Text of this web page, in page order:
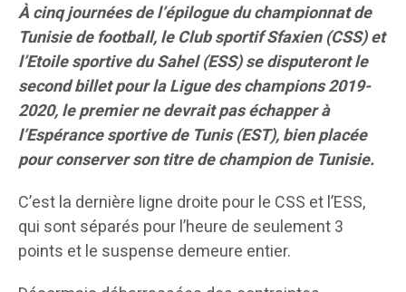
À cinq journées de l’épilogue du championnat de
Tunisie de football, le Club sportif Sfaxien (CSS) et
l’Etoile sportive du Sahel (ESS) se disputeront le
second billet pour la Ligue des champions 2019-
2020, le premier ne devrait pas échapper à
l’Espérance sportive de Tunis (EST), bien placée
pour conserver son titre de champion de Tunisie.
C’est la dernière ligne droite pour le CSS et l’ESS,
qui sont séparés pour l’heure de seulement 3
points et le suspense demeure entier.